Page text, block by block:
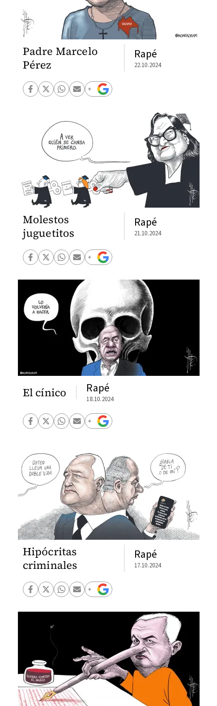
Padre Marcelo
Pérez
Rapé
22.10.2024
Molestos
juguetitos
Rapé
21.10.2024
El cínico Rapé
18.10.2024
Hipócritas
criminales
Rapé
17.10.2024